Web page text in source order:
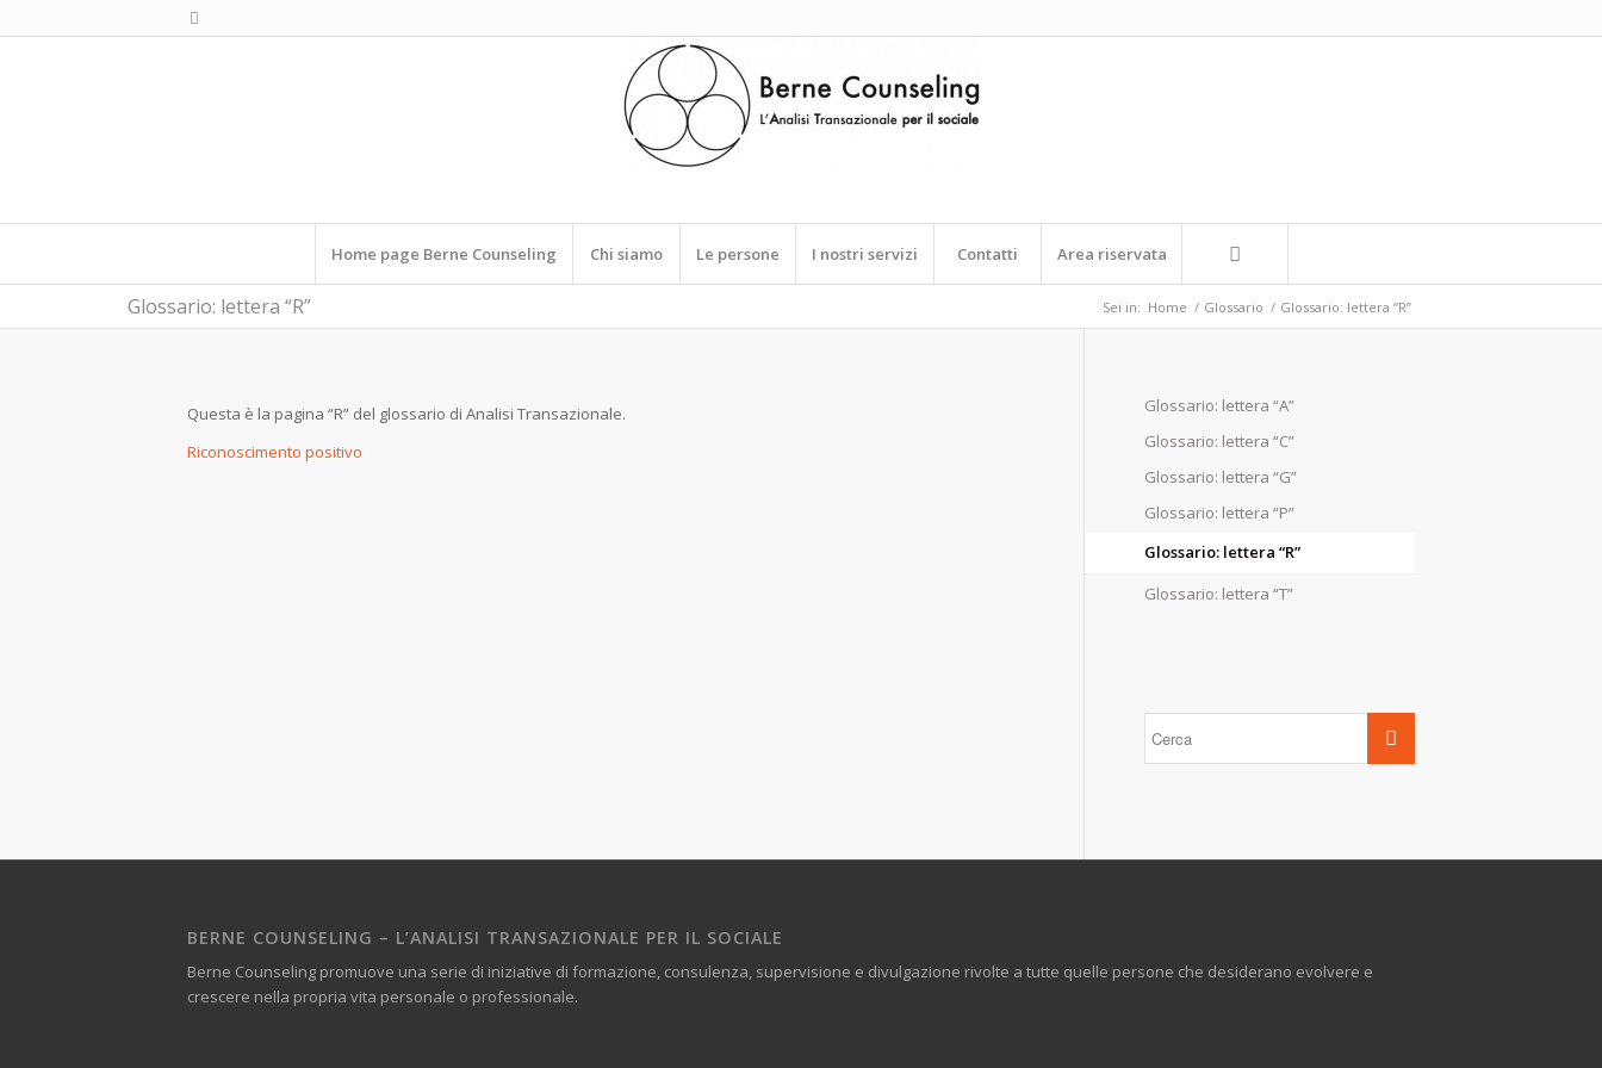
Home page Berne Counseling Chi siamo Le persone I nostri servizi Contatti Area riservata
Glossario: lettera “R” Sei in: Home / Glossario / Glossario: lettera “R”
Questa è la pagina “R” del glossario di Analisi Transazionale.
Riconoscimento positivo
Glossario: lettera “A”
Glossario: lettera “C”
Glossario: lettera “G”
Glossario: lettera “P”
Glossario: lettera “R”
Glossario: lettera “T”
BERNE COUNSELING – L’ANALISI TRANSAZIONALE PER IL SOCIALE
Berne Counseling promuove una serie di iniziative di formazione, consulenza, supervisione e divulgazione rivolte a tutte quelle persone che desiderano evolvere e
crescere nella propria vita personale o professionale.